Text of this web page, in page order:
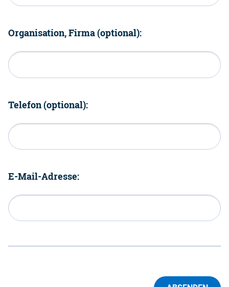
Organisation, Firma (optional):
Telefon (optional):
E-Mail-Adresse: